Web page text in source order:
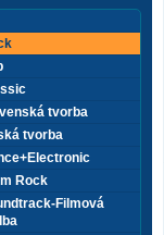
tvorba
tvorba
Rock
Filmová